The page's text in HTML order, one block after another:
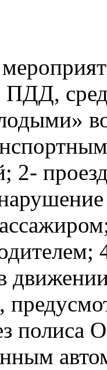
2-
полиса